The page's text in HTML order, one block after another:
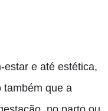
estar e até estética,
também que a